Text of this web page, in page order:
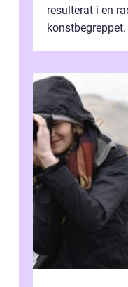
resulterat i en